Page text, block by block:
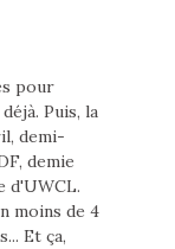
pour
Puis, la
demi-
demie
d'UWCL.
moins de 4
Et ça,